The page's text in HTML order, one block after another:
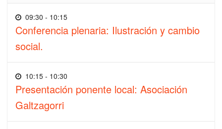
09:30 - 10:15
Conferencia plenaria: Ilustración y cambio
social.
10:15 - 10:30
Presentación ponente local: Asociación
Galtzagorri